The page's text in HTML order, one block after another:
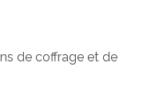
de coffrage et de